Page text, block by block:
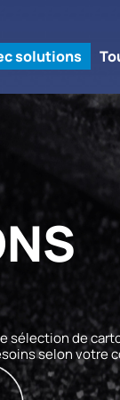
solutions
sélection de
selon votre